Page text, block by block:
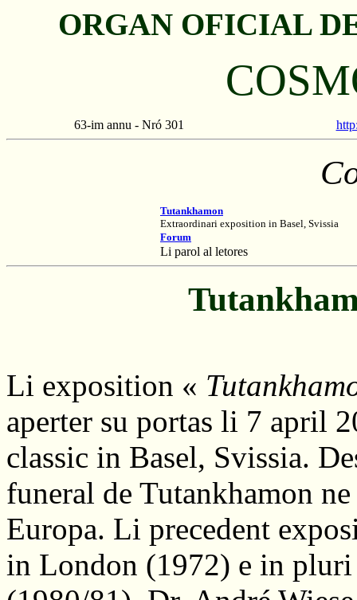
ORGAN OFICIAL
63-im annu - Nró 301
Tutankhamon
Extraordinari exposition in Basel, Svissia
Forum
Li parol al letores
Li exposition «
aperter su portas li 7 april
classic in Basel, Svissia.
funeral de Tutankhamon
Europa. Li precedent
in London (1972) e in pluri